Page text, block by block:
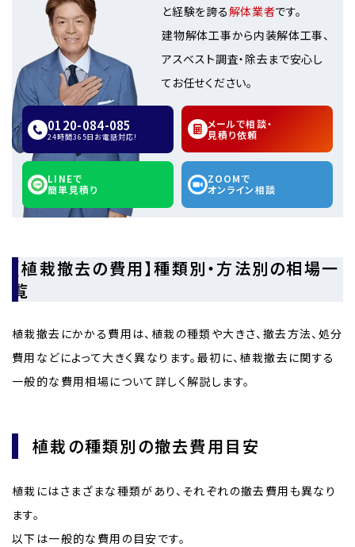
と経験を誇る解体業者です。
建物解体工事から内装解体工事、
アスベスト調査・除去まで安心し
てお任せください。
0120-084-085
24時間365日お電話対応!
メールで相談・
見積り依頼
LINEで
簡単見積り
ZOOMで
オンライン相談
【植栽撤去の費用】種類別・方法別の相場一
覧
植栽撤去にかかる費用は、植栽の種類や大きさ、撤去方法、処分
費用などによって大きく異なります。最初に、植栽撤去に関する
一般的な費用相場について詳しく解説します。
植栽の種類別の撤去費用目安
植栽にはさまざまな種類があり、それぞれの撤去費用も異なり
ます。
以下は一般的な費用の目安です。